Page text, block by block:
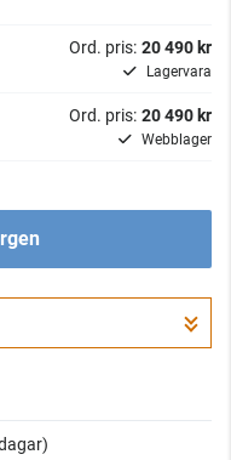
Lagervara
Ord. pris: 20 490 kr
Webblager
Ord. pris: 20 490 kr